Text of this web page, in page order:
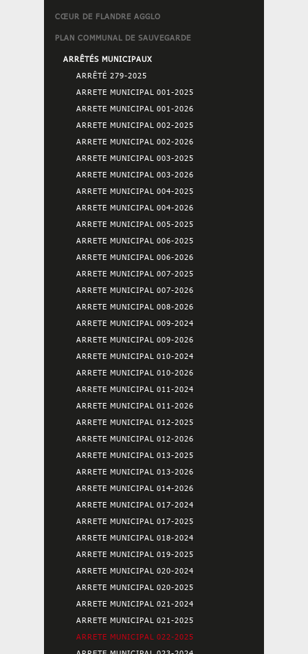
CŒUR DE FLANDRE AGGLO
PLAN COMMUNAL DE SAUVEGARDE
ARRÊTÉS MUNICIPAUX
ARRÊTÉ 279-2025
ARRETE MUNICIPAL 001-2025
ARRETE MUNICIPAL 001-2026
ARRETE MUNICIPAL 002-2025
ARRETE MUNICIPAL 002-2026
ARRETE MUNICIPAL 003-2025
ARRETE MUNICIPAL 003-2026
ARRETE MUNICIPAL 004-2025
ARRETE MUNICIPAL 004-2026
ARRETE MUNICIPAL 005-2025
ARRETE MUNICIPAL 006-2025
ARRETE MUNICIPAL 006-2026
ARRETE MUNICIPAL 007-2025
ARRETE MUNICIPAL 007-2026
ARRETE MUNICIPAL 008-2026
ARRETE MUNICIPAL 009-2024
ARRETE MUNICIPAL 009-2026
ARRETE MUNICIPAL 010-2024
ARRETE MUNICIPAL 010-2026
ARRETE MUNICIPAL 011-2024
ARRETE MUNICIPAL 011-2026
ARRETE MUNICIPAL 012-2025
ARRETE MUNICIPAL 012-2026
ARRETE MUNICIPAL 013-2025
ARRETE MUNICIPAL 013-2026
ARRETE MUNICIPAL 014-2026
ARRETE MUNICIPAL 017-2024
ARRETE MUNICIPAL 017-2025
ARRETE MUNICIPAL 018-2024
ARRETE MUNICIPAL 019-2025
ARRETE MUNICIPAL 020-2024
ARRETE MUNICIPAL 020-2025
ARRETE MUNICIPAL 021-2024
ARRETE MUNICIPAL 021-2025
ARRETE MUNICIPAL 022-2025